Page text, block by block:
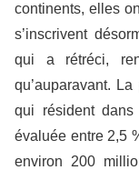
continents, elles
s’inscrivent
qui a rétréci,
qu’auparavant.
qui résident
évaluée entre 2,5
environ 200